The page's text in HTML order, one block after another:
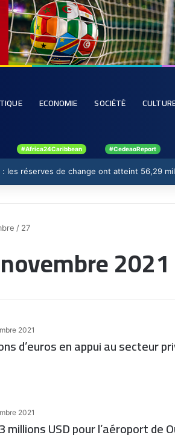
ECONOMIE SOCIÉTÉ
#Africa24Caribbean #CedeaoReport
: les réserves de change ont atteint 56,29
/ 27
2021
2021
millions d’euros en appui au secteur
2021
millions USD pour l’aéroport de